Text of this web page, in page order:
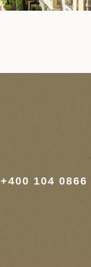
+400 104 0866